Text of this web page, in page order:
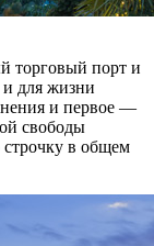
торговый порт и
для жизни
и первое —
свободы
в общем